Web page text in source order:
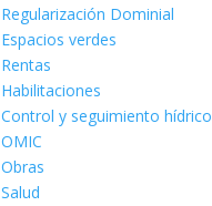
Regularización Dominial
Espacios verdes
Rentas
Habilitaciones
Control y seguimiento hídrico
OMIC
Obras
Salud